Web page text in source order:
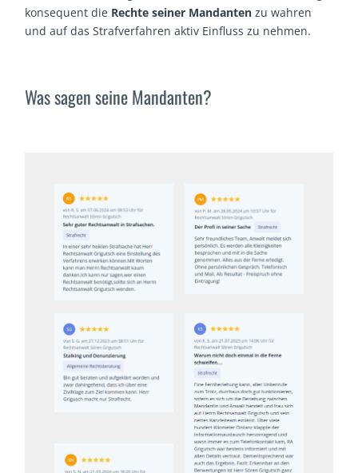
konsequent die Rechte seiner Mandanten zu wahren
und auf das Strafverfahren aktiv Einfluss zu nehmen.
Was sagen seine Mandanten?